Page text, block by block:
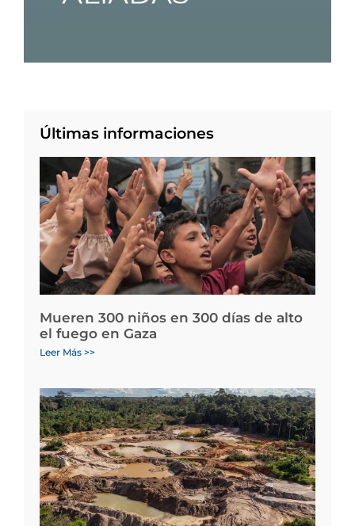
Últimas informaciones
Mueren 300 niños en 300 días de alto
el fuego en Gaza
Leer Más >>